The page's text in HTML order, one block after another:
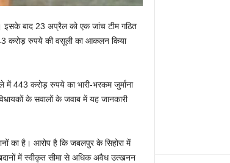
इसके बाद 23 अप्रैल को एक जांच टीम गठित
करोड़ रुपये की वसूली का आकलन किया
में 443 करोड़ रुपये का भारी-भरकम जुर्माना
के सवालों के जवाब में यह जानकारी
का है। आरोप है कि जबलपुर के सिहोरा में
में स्वीकृत सीमा से अधिक अवैध उत्खनन